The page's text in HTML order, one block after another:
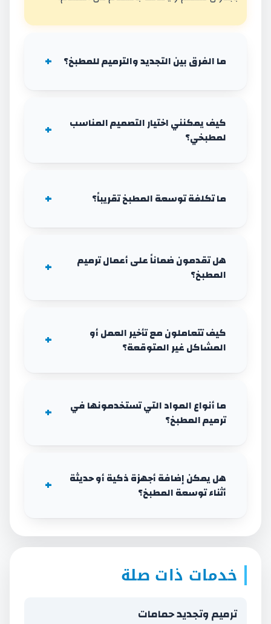
ما الفرق بين التجديد والترميم للمطبخ؟
كيف يمكنني اختيار التصميم المناسب
لمطبخي؟
ما تكلفة توسعة المطبخ تقريباً؟
هل تقدمون ضماناً على أعمال ترميم
المطبخ؟
كيف تتعاملون مع تأخير العمل أو
المشاكل غير المتوقعة؟
ما أنواع المواد التي تستخدمونها في
ترميم المطبخ؟
هل يمكن إضافة أجهزة ذكية أو حديثة
أثناء توسعة المطبخ؟
خدمات ذات صلة
ترميم وتجديد حمامات